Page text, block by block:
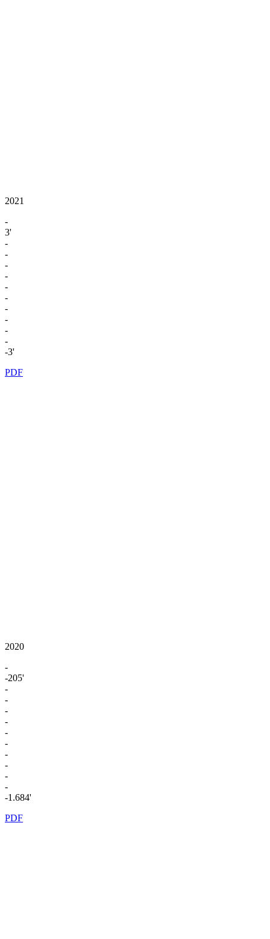
2021
-
3'
-
-
-
-
-
-
-
-
-
-
-3'
PDF
2020
-
-205'
-
-
-
-
-
-
-
-
-
-
-1.684'
PDF